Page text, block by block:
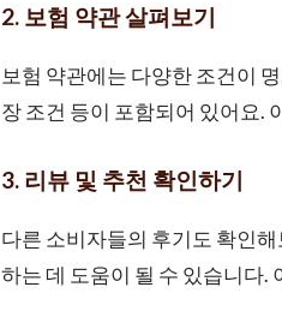
2. 보험 약관 살펴보기
보험 약관에는 다양한 조건이
장 조건 등이 포함되어 있어요.
3. 리뷰 및 추천 확인하기
다른 소비자들의 후기도 확인
하는 데 도움이 될 수 있습니다.